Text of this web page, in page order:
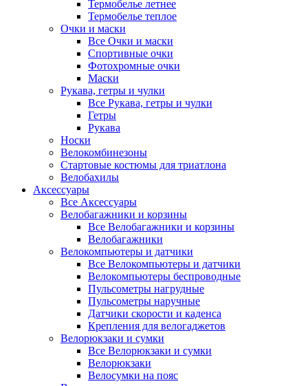
Термобелье летнее
Термобелье теплое
Очки и маски
Все Очки и маски
Спортивные очки
Фотохромные очки
Маски
Рукава, гетры и чулки
Все Рукава, гетры и чулки
Гетры
Рукава
Носки
Велокомбинезоны
Стартовые костюмы для триатлона
Велобахилы
Аксессуары
Все Аксессуары
Велобагажники и корзины
Все Велобагажники и корзины
Велобагажники
Велокомпьютеры и датчики
Все Велокомпьютеры и датчики
Велокомпьютеры беспроводные
Пульсометры нагрудные
Пульсометры наручные
Датчики скорости и каденса
Крепления для велогаджетов
Велорюкзаки и сумки
Все Велорюкзаки и сумки
Велорюкзаки
Велосумки на пояс